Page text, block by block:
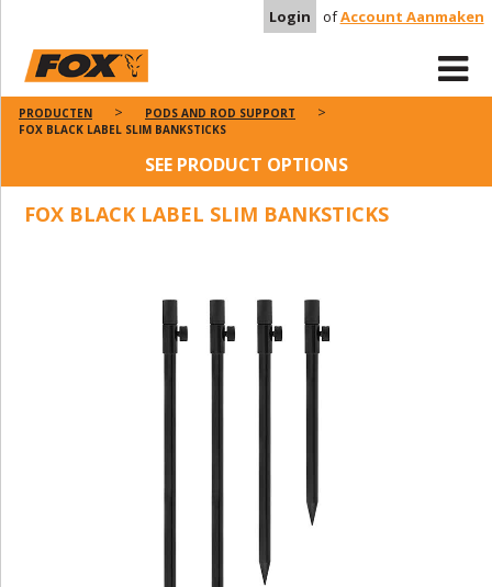
Login ofAccount Aanmaken
PRODUCTEN
PODS AND ROD SUPPORT
FOX BLACK LABEL SLIM BANKSTICKS
SEE PRODUCT OPTIONS
FOX BLACK LABEL SLIM BANKSTICKS